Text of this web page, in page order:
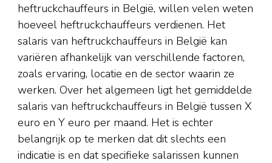
heftruckchauffeurs in België, willen velen weten
hoeveel heftruckchauffeurs verdienen. Het
salaris van heftruckchauffeurs in België kan
variëren afhankelijk van verschillende factoren,
zoals ervaring, locatie en de sector waarin ze
werken. Over het algemeen ligt het gemiddelde
salaris van heftruckchauffeurs in België tussen X
euro en Y euro per maand. Het is echter
belangrijk op te merken dat dit slechts een
indicatie is en dat specifieke salarissen kunnen